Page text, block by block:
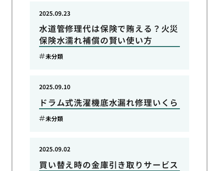
水道管修理代は保険で賄える？火災
保険水濡れ補償の賢い使い方
2025.09.23
未分類
ドラム式洗濯機底水漏れ修理いくら
2025.09.10
未分類
買い替え時の金庫引き取りサービス
2025.09.02